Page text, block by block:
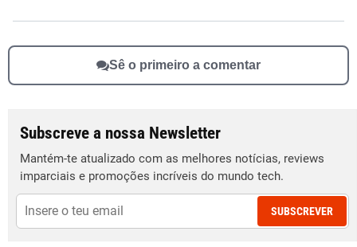
Sê o primeiro a comentar
Subscreve a nossa Newsletter
Mantém-te atualizado com as melhores notícias, reviews
imparciais e promoções incríveis do mundo tech.
SUBSCREVER